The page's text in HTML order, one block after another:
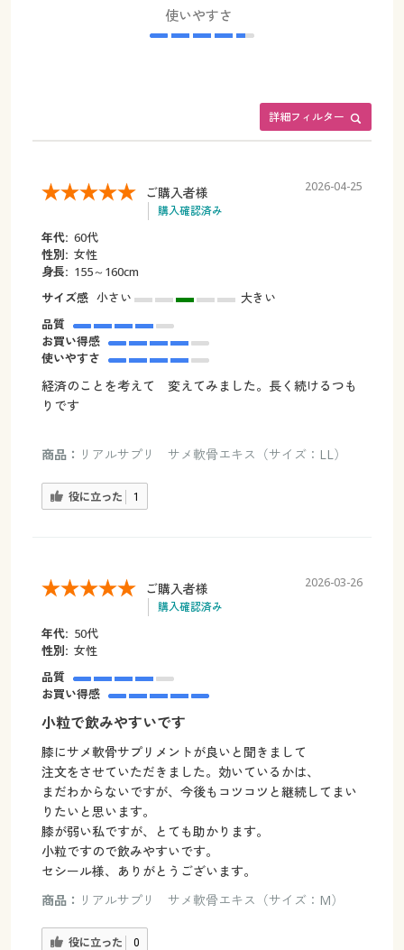
使いやすさ
詳細フィルター
ご購入者様
購入確認済み
2026-04-25
年代: 60代
性別: 女性
身長: 155～160cm
サイズ感 小さい
大きい
品質
お買い得感
使いやすさ
経済のことを考えて 変えてみました。長く続けるつも
りです
商品： リアルサプリ サメ軟骨エキス（サイズ：LL）
役に立った 1
ご購入者様
購入確認済み
2026-03-26
年代: 50代
性別: 女性
品質
お買い得感
小粒で飲みやすいです
膝にサメ軟骨サプリメントが良いと聞きまして
注文をさせていただきました。効いているかは、
まだわからないですが、今後もコツコツと継続してまい
りたいと思います。
膝が弱い私ですが、とても助かります。
小粒ですので飲みやすいです。
セシール様、ありがとうございます。
商品： リアルサプリ サメ軟骨エキス（サイズ：M）
役に立った 0